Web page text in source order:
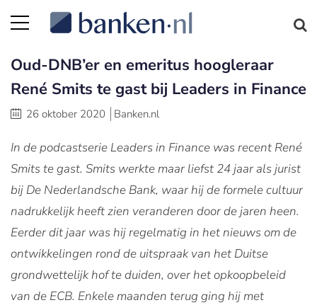
Oud-DNB’er en emeritus hoogleraar
René Smits te gast bij Leaders in Finance
26 oktober 2020 Banken.nl
In de podcastserie Leaders in Finance was recent René
Smits te gast. Smits werkte maar liefst 24 jaar als jurist
bij De Nederlandsche Bank, waar hij de formele cultuur
nadrukkelijk heeft zien veranderen door de jaren heen.
Eerder dit jaar was hij regelmatig in het nieuws om de
ontwikkelingen rond de uitspraak van het Duitse
grondwettelijk hof te duiden, over het opkoopbeleid
van de ECB. Enkele maanden terug ging hij met